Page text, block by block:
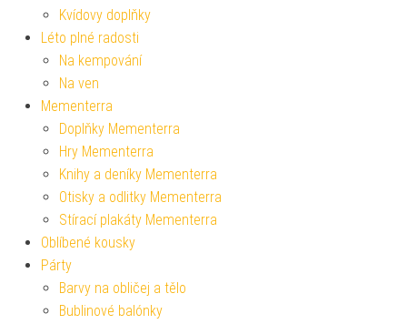
Kvídovy doplňky
Léto plné radosti
Na kempování
Na ven
Mementerra
Doplňky Mementerra
Hry Mementerra
Knihy a deníky Mementerra
Otisky a odlitky Mementerra
Stírací plakáty Mementerra
Oblíbené kousky
Párty
Barvy na obličej a tělo
Bublinové balónky